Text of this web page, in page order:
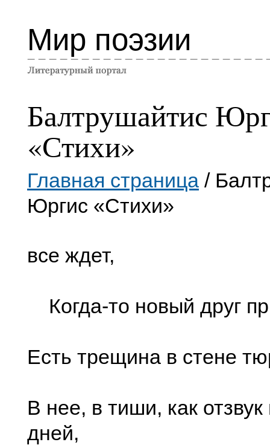
Мир поэзии
Балтрушайтис
«Стихи»
Главная страница /
Юргис «Стихи»
все ждет,
Когда-то новый друг
Есть трещина в стене
В нее, в тиши, как
дней,